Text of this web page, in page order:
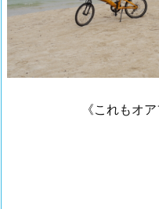
《これもオ